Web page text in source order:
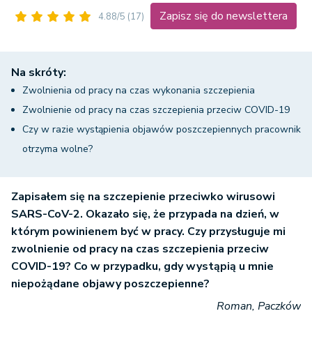
4.88/5 (17) Zapisz się do newslettera
Na skróty:
Zwolnienia od pracy na czas wykonania szczepienia
Zwolnienie od pracy na czas szczepienia przeciw COVID-19
Czy w razie wystąpienia objawów poszczepiennych pracownik
otrzyma wolne?
Zapisałem się na szczepienie przeciwko wirusowi
SARS-CoV-2. Okazało się, że przypada na dzień, w
którym powinienem być w pracy. Czy przysługuje mi
zwolnienie od pracy na czas szczepienia przeciw
COVID-19? Co w przypadku, gdy wystąpią u mnie
niepożądane objawy poszczepienne?
Roman, Paczków